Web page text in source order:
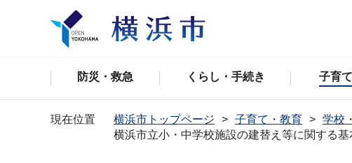
防災・救急 くらし・手続き 子育
現在位置 横浜市トップページ 子育て・教育 学校
横浜市立小・中学校施設の建替え等に関する